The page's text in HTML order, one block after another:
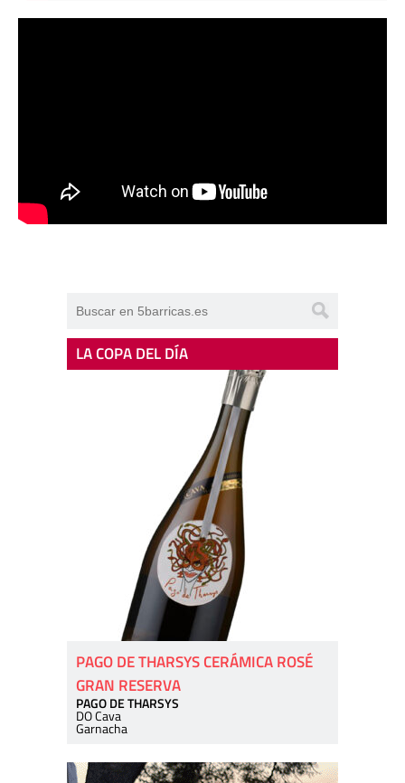
LA COPA DEL DÍA
PAGO DE THARSYS CERÁMICA ROSÉ
GRAN RESERVA
PAGO DE THARSYS
DO Cava
Garnacha